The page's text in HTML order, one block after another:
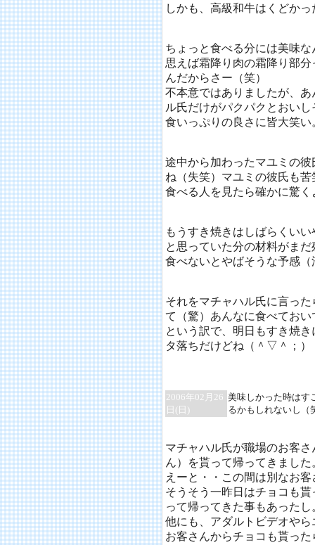
しかも、高級和牛はくどか
ちょっと食べる分には美味
思えば霜降り肉の霜降り部
んだからさー（笑）
不本意ではありましたが、
ル氏だけがパクパクとおい
食いっぷりの良さに皆大笑い
途中から加わったマユミの
ね（失笑）マユミの彼氏も
食べる人を見たら確かに驚く
もうすき焼きはしばらくい
と思っていた分の材料がま
食べないとやばそうな予感（
それをマチャハル氏に言っ
て（驚）あんなに食べてお
という訳で、明日もすき焼
タ落ちだけどね（＾▽＾；）
2006年02月26
日(日)
美味しかった時はす
るかもしれないし（
マチャハル氏が職場のお客
ん）を貰って帰ってきました
えーと・・この間は別なお
そうそう一昨日はチョコも
って帰ってきた事もあった
他にも、アダルトビデオや
お客さんからチョコも貰っ